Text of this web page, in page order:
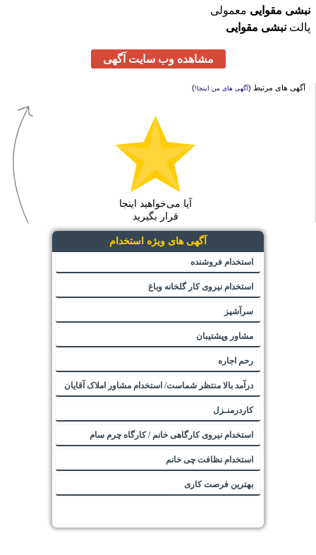
نبشی مقوایی معمولی
پالت نبشی مقوایی
مشاهده وب سایت آگهی
آگهی های مرتبط (آگهی های من اینجا!)
آیا می‌خواهید اینجا
قرار بگیرید
آگهی های ویژه استخدام
استخدام فروشنده
استخدام نیروی کار گلخانه وباغ
سرآشپز
مشاور وپشتیبان
رحم اجاره
درآمد بالا منتظر شماست/ استخدام مشاور املاک آقایان
کاردرمنـزل
استخدام نیروی کارگاهی خانم / کارگاه چرم سام
استخدام نظافت چی خانم
بهترین فرصت کاری